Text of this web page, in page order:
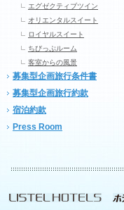
エグゼクティブツイン
オリエンタルスイート
ロイヤルスイート
ちびっぷルーム
客室からの風景
募集型企画旅行条件書
募集型企画旅行約款
宿泊約款
Press Room